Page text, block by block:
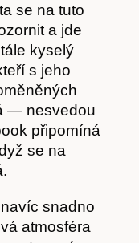
se na tuto
a jde
kyselý
s jeho
— nesvedou
připomíná
se na
snadno
atmosféra